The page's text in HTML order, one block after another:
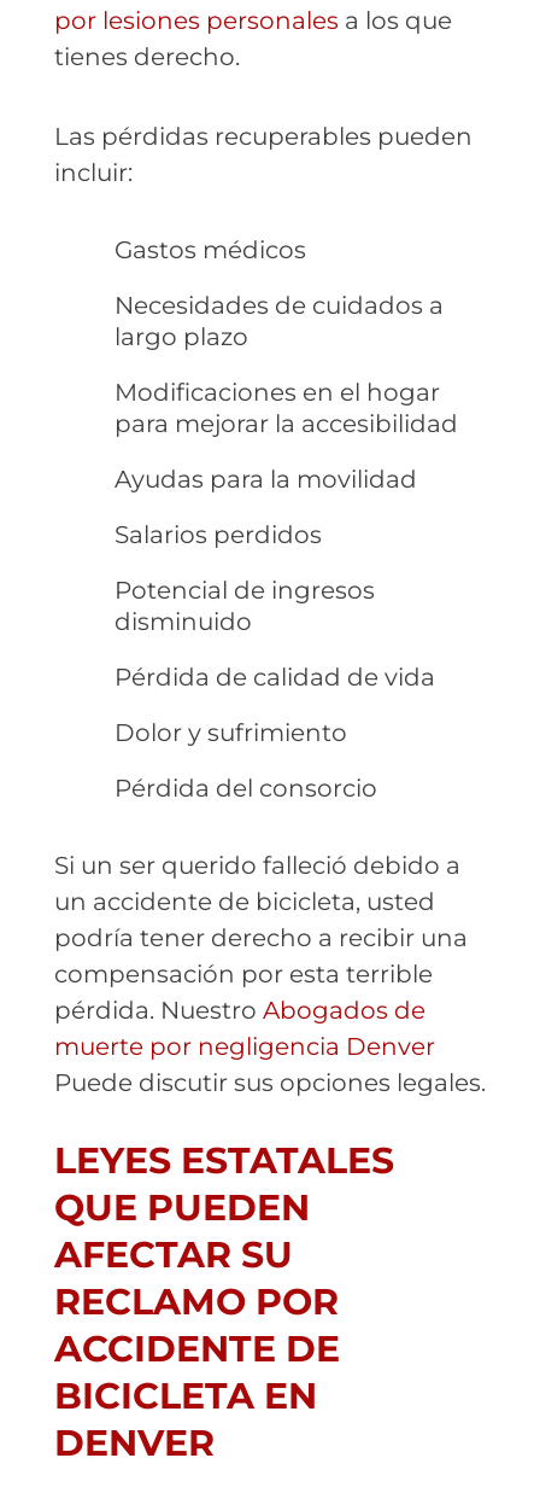
por lesiones personales a los que
tienes derecho.
Las pérdidas recuperables pueden
incluir:
Gastos médicos
Necesidades de cuidados a
largo plazo
Modificaciones en el hogar
para mejorar la accesibilidad
Ayudas para la movilidad
Salarios perdidos
Potencial de ingresos
disminuido
Pérdida de calidad de vida
Dolor y sufrimiento
Pérdida del consorcio
Si un ser querido falleció debido a
un accidente de bicicleta, usted
podría tener derecho a recibir una
compensación por esta terrible
pérdida. Nuestro Abogados de
muerte por negligencia Denver
Puede discutir sus opciones legales.
LEYES ESTATALES
QUE PUEDEN
AFECTAR SU
RECLAMO POR
ACCIDENTE DE
BICICLETA EN
DENVER